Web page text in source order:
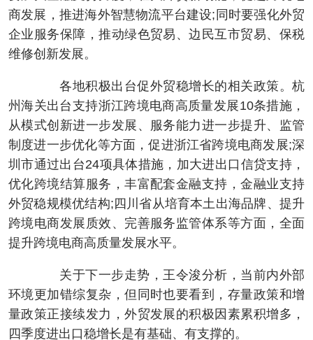
商发展，推进海外智慧物流平台建设;同时要强化外贸
企业服务保障，推动绿色贸易、边民互市贸易、保税
维修创新发展。
各地积极出台促外贸稳增长的相关政策。杭
州海关出台支持浙江跨境电商高质量发展10条措施，
从模式创新进一步发展、服务能力进一步提升、监管
制度进一步优化等方面，促进浙江省跨境电商发展;深
圳市通过出台24项具体措施，加大进出口信贷支持，
优化跨境结算服务，丰富配套金融支持，金融业支持
外贸稳规模优结构;四川省从培育本土出海品牌、提升
跨境电商发展质效、完善服务监管体系等方面，全面
提升跨境电商高质量发展水平。
关于下一步走势，王令浚分析，当前内外部
环境更加错综复杂，但同时也要看到，存量政策和增
量政策正接续发力，外贸发展的积极因素累积增多，
四季度进出口稳增长是有基础、有支撑的。